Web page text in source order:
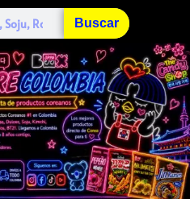
Buscar